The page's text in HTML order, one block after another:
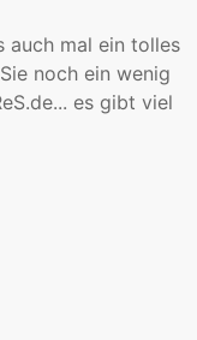
auch mal ein tolles
noch ein wenig
es gibt viel